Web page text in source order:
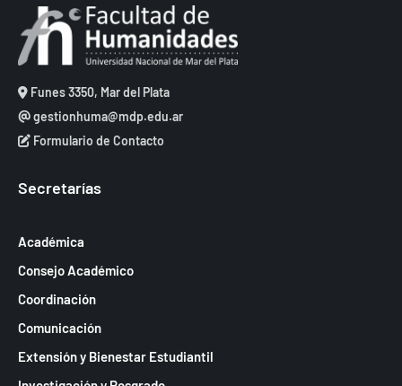
Funes 3350, Mar del Plata
gestionhuma@mdp.edu.ar
Formulario de Contacto
Secretarías
Académica
Consejo Académico
Coordinación
Comunicación
Extensión y Bienestar Estudiantil